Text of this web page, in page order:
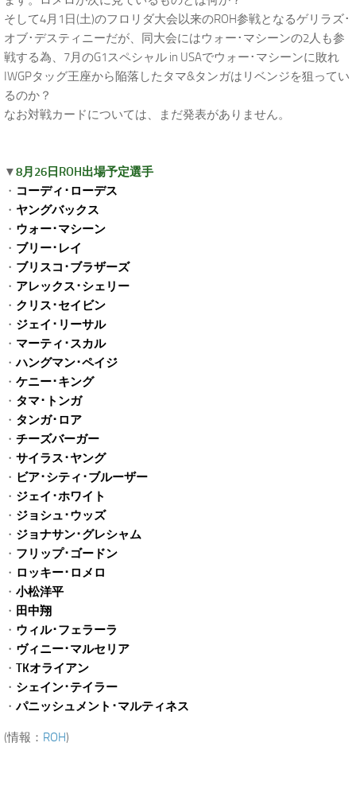
そして4月1日(土)のフロリダ大会以来のROH参戦となるゲリラズ･
オブ･デスティニーだが、同大会にはウォー･マシーンの2人も参
戦する為、7月のG1スペシャル in USAでウォー･マシーンに敗れ
IWGPタッグ王座から陥落したタマ&タンガはリベンジを狙ってい
るのか？
なお対戦カードについては、まだ発表がありません。
▼8月26日ROH出場予定選手
・ コーディ･ローデス
・ ヤングバックス
・ ウォー･マシーン
・ ブリー･レイ
・ ブリスコ･ブラザーズ
・ アレックス･シェリー
・ クリス･セイビン
・ ジェイ･リーサル
・ マーティ･スカル
・ハングマン･ペイジ
・ ケニー･キング
・ タマ･トンガ
・ タンガ･ロア
・ チーズバーガー
・ サイラス･ヤング
・ ビア･シティ･ブルーザー
・ ジェイ･ホワイト
・ ジョシュ･ウッズ
・ ジョナサン･グレシャム
・ フリップ･ゴードン
・ ロッキー･ロメロ
・ 小松洋平
・ 田中翔
・ ウィル･フェラーラ
・ ヴィニー･マルセリア
・ TKオライアン
・ シェイン･テイラー
・パニッシュメント･マルティネス
(情報： ROH)